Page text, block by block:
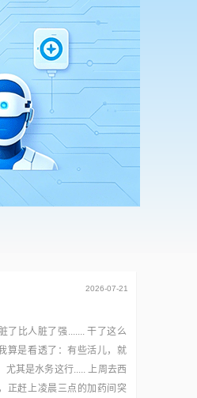
2026-07-21
了比人脏了强....... 干了这么
算是看透了：有些活儿，就
尤其是水务这行..... 上周去西
正赶上凌晨三点的加药间突